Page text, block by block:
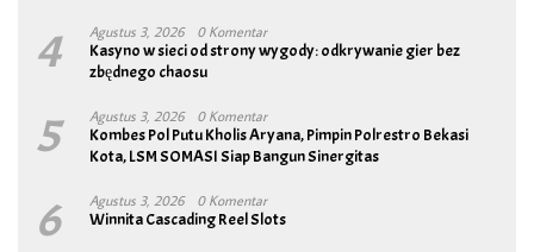
4 Agustus 3, 2026 0 Komentar
Kasyno w sieci od strony wygody: odkrywanie gier bez
zbędnego chaosu
5 Agustus 3, 2026 0 Komentar
Kombes Pol Putu Kholis Aryana, Pimpin Polrestro Bekasi
Kota, LSM SOMASI Siap Bangun Sinergitas
6 Agustus 3, 2026 0 Komentar
Winnita Cascading Reel Slots